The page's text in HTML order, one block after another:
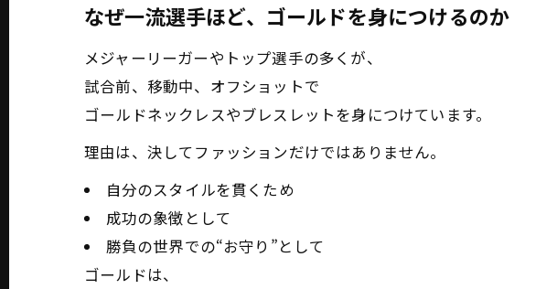
なぜ一流選手ほど、ゴールドを身につけるのか
メジャーリーガーやトップ選手の多くが、
試合前、移動中、オフショットで
ゴールドネックレスやブレスレットを身につけています。
理由は、決してファッションだけではありません。
自分のスタイルを貫くため
成功の象徴として
勝負の世界での“お守り”として
ゴールドは、